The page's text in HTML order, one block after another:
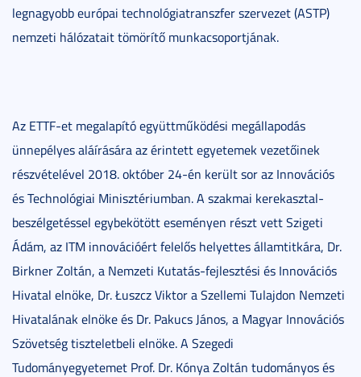
legnagyobb európai technológiatranszfer szervezet (ASTP)
nemzeti hálózatait tömörítő munkacsoportjának.
Az ETTF-et megalapító együttműködési megállapodás
ünnepélyes aláírására az érintett egyetemek vezetőinek
részvételével 2018. október 24-én került sor az Innovációs
és Technológiai Minisztériumban. A szakmai kerekasztal-
beszélgetéssel egybekötött eseményen részt vett Szigeti
Ádám, az ITM innovációért felelős helyettes államtitkára, Dr.
Birkner Zoltán, a Nemzeti Kutatás-fejlesztési és Innovációs
Hivatal elnöke, Dr. Łuszcz Viktor a Szellemi Tulajdon Nemzeti
Hivatalának elnöke és Dr. Pakucs János, a Magyar Innovációs
Szövetség tiszteletbeli elnöke. A Szegedi
Tudományegyetemet Prof. Dr. Kónya Zoltán tudományos és